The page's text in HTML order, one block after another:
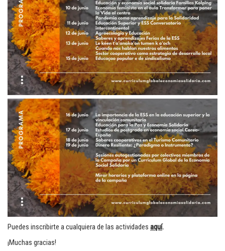
Puedes inscribirte a cualquiera de las actividades aquí.
¡Muchas gracias!